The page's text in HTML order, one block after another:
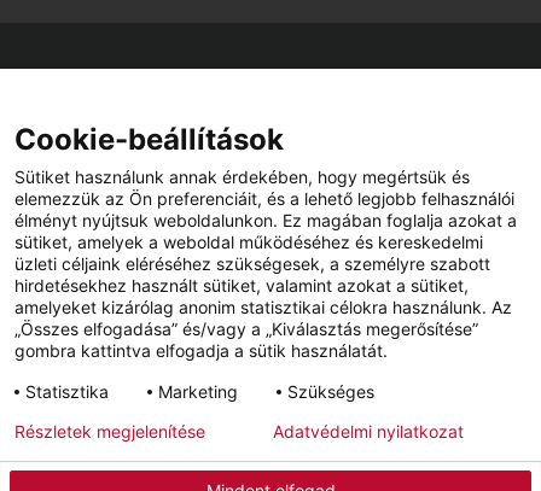
Viszonteladót keres az Ön közelében? Nem probléma.
Impresszum Adatvédelem Hírlevél
YouTube Facebook
Cookie-beállítások
Sütiket használunk annak érdekében, hogy megértsük és
elemezzük az Ön preferenciáit, és a lehető legjobb felhasználói
élményt nyújtsuk weboldalunkon. Ez magában foglalja azokat a
sütiket, amelyek a weboldal működéséhez és kereskedelmi
üzleti céljaink eléréséhez szükségesek, a személyre szabott
hirdetésekhez használt sütiket, valamint azokat a sütiket,
amelyeket kizárólag anonim statisztikai célokra használunk. Az
„Összes elfogadása” és/vagy a „Kiválasztás megerősítése”
gombra kattintva elfogadja a sütik használatát.
Statisztika
Marketing Szükséges
Részletek megjelenítése Adatvédelmi nyilatkozat